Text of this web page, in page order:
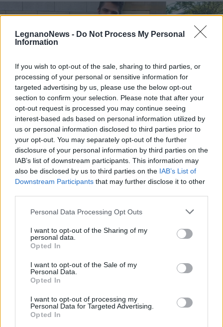
LegnanoNews - Do Not Process My Personal
Information
If you wish to opt-out of the sale, sharing to third parties, or
processing of your personal or sensitive information for
targeted advertising by us, please use the below opt-out
section to confirm your selection. Please note that after your
opt-out request is processed you may continue seeing
interest-based ads based on personal information utilized by
us or personal information disclosed to third parties prior to
your opt-out. You may separately opt-out of the further
disclosure of your personal information by third parties on the
IAB’s list of downstream participants. This information may
also be disclosed by us to third parties on the IAB’s List of
Downstream Participants that may further disclose it to other
Personal Data Processing Opt Outs
I want to opt-out of the Sharing of my
personal data.
Opted In
I want to opt-out of the Sale of my
Personal Data.
Opted In
I want to opt-out of processing my
Personal Data for Targeted Advertising.
Opted In
LEGNANO
Martina Barba segretaria dei
mondo”